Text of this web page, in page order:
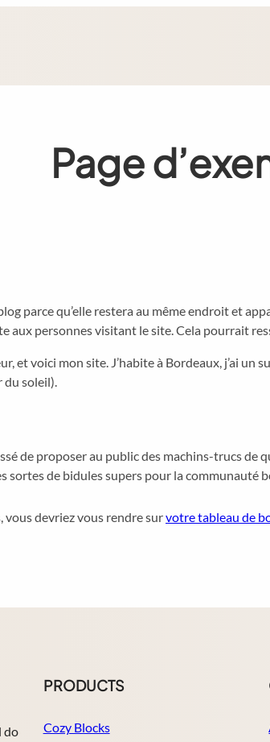
Page
parce qu’elle restera au même endroit et
aux personnes visitant le site. Cela pourrait
et voici mon site. J’habite à Bordeaux, j’ai un
du soleil).
de proposer au public des machins-trucs
sortes de bidules supers pour la communauté
devriez vous rendre survotre tableau de
do
PRODUCTS
Cozy Blocks